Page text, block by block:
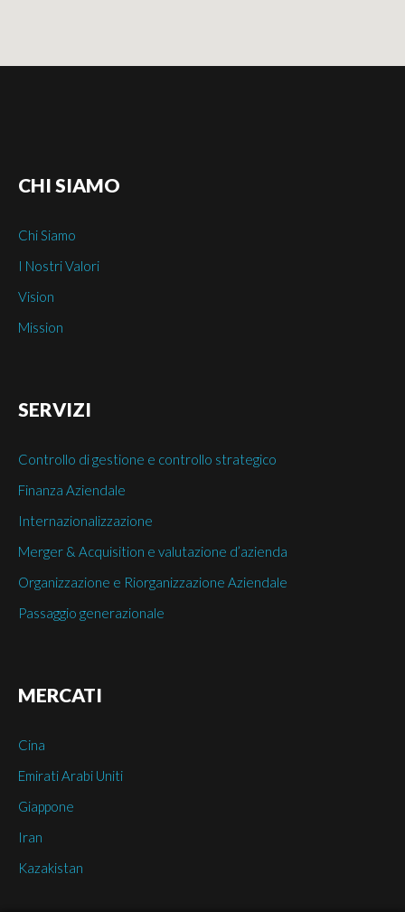
CHI SIAMO
Chi Siamo
I Nostri Valori
Vision
Mission
SERVIZI
Controllo di gestione e controllo strategico
Finanza Aziendale
Internazionalizzazione
Merger & Acquisition e valutazione d’azienda
Organizzazione e Riorganizzazione Aziendale
Passaggio generazionale
MERCATI
Cina
Emirati Arabi Uniti
Giappone
Iran
Kazakistan